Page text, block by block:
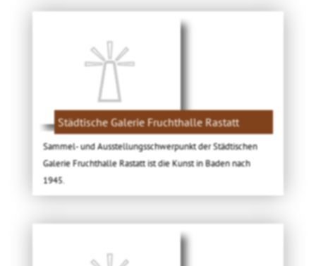
Städtische Galerie Fruchthalle Rastatt
Sammel- und Ausstellungsschwerpunkt der Städtischen
Galerie Fruchthalle Rastatt ist die Kunst in Baden nach
1945.